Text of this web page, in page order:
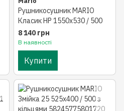
Рушникосушник MARIO
Класик НР 1550х530 / 500
8 140 грн
В наявності
Купити